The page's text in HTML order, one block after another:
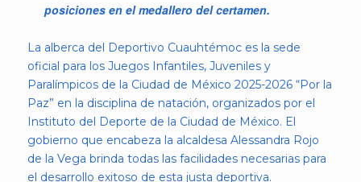
posiciones en el medallero del certamen.
La alberca del Deportivo Cuauhtémoc es la sede
oficial para los Juegos Infantiles, Juveniles y
Paralímpicos de la Ciudad de México 2025-2026 “Por la
Paz” en la disciplina de natación, organizados por el
Instituto del Deporte de la Ciudad de México. El
gobierno que encabeza la alcaldesa Alessandra Rojo
de la Vega brinda todas las facilidades necesarias para
el desarrollo exitoso de esta justa deportiva.